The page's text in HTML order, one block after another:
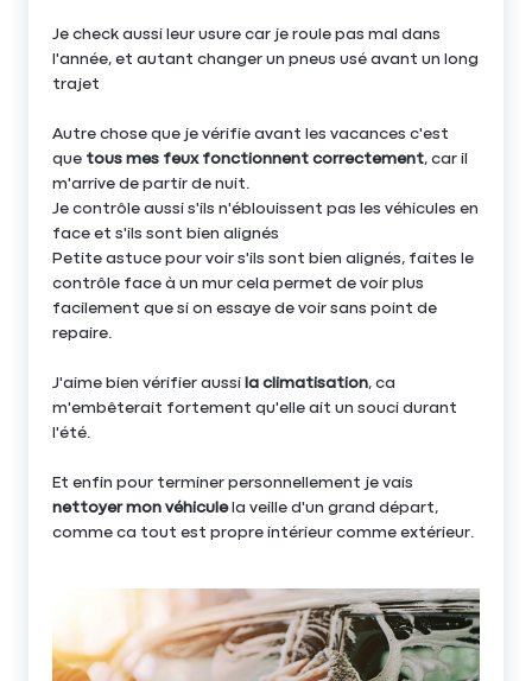
Je check aussi leur usure car je roule pas mal dans
l'année, et autant changer un pneus usé avant un long
trajet
Autre chose que je vérifie avant les vacances c'est
que tous mes feux fonctionnent correctement, car il
m'arrive de partir de nuit.
Je contrôle aussi s'ils n'éblouissent pas les véhicules en
face et s'ils sont bien alignés
Petite astuce pour voir s'ils sont bien alignés, faites le
contrôle face à un mur cela permet de voir plus
facilement que si on essaye de voir sans point de
repaire.
J'aime bien vérifier aussi la climatisation, ca
m'embêterait fortement qu'elle ait un souci durant
l'été.
Et enfin pour terminer personnellement je vais
nettoyer mon véhiculela veille d'un grand départ,
comme ca tout est propre intérieur comme extérieur.